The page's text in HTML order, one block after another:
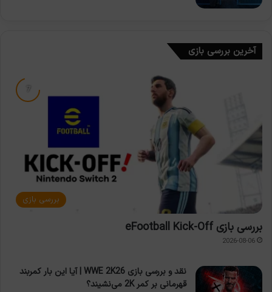
آخرین بررسی بازی
بررسی بازی
بررسی بازی eFootball Kick-Off
2026-08-06
نقد و بررسی بازی WWE 2K26 | آیا این بار کمربند
قهرمانی بر کمر 2K می‌نشیند؟